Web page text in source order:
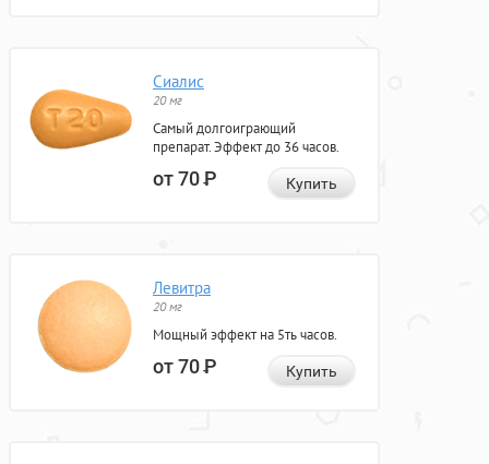
Сиалис
20 мг
Самый долгоиграющий
препарат. Эффект до 36 часов.
от 70Р Купить
Левитра
20 мг
Мощный эффект на 5ть часов.
от 70Р Купить